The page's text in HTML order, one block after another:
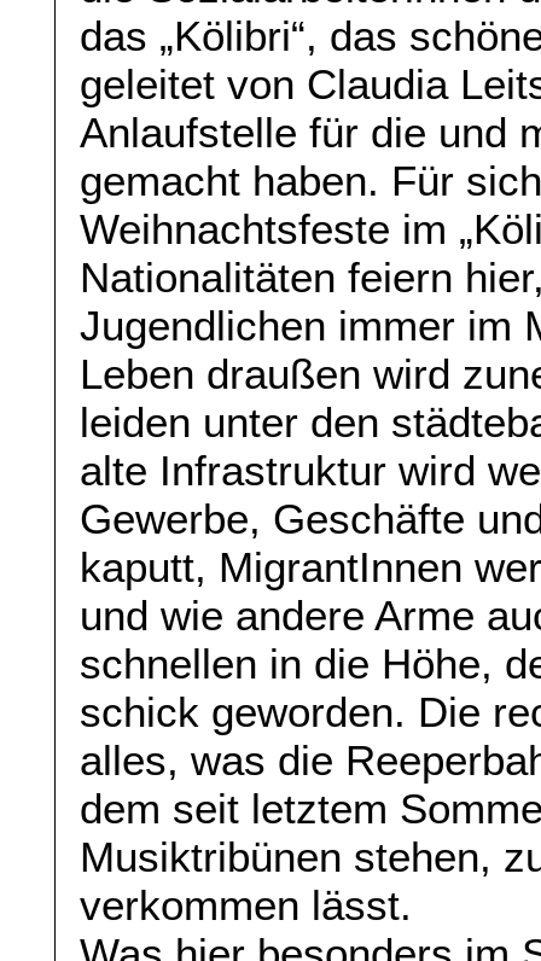
das „Kölibri“, das
geleitet von Claudia
Anlaufstelle für die und
gemacht haben. Für
Weihnachtsfeste im
Nationalitäten feiern
Jugendlichen immer im
Leben draußen wird
leiden unter den
alte Infrastruktur wird
Gewerbe, Geschäfte
kaputt, MigrantInnen
und wie andere Arme
schnellen in die Höhe,
schick geworden. Die
alles, was die
dem seit letztem
Musiktribünen stehen,
verkommen lässt.